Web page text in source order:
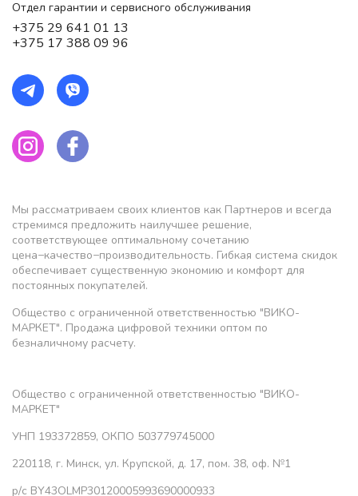
Отдел гарантии и сервисного обслуживания
+375 29 641 01 13
+375 17 388 09 96
Мы рассматриваем своих клиентов как Партнеров и всегда
стремимся предложить наилучшее решение,
соответствующее оптимальному сочетанию
цена−качество−производительность. Гибкая система скидок
обеспечивает существенную экономию и комфорт для
постоянных покупателей.
Общество с ограниченной ответственностью "ВИКО-
МАРКЕТ". Продажа цифровой техники оптом по
безналичному расчету.
Общество с ограниченной ответственностью "ВИКО-
МАРКЕТ"
УНП 193372859, ОКПО 503779745000
220118, г. Минск, ул. Крупской, д. 17, пом. 38, оф. №1
р/с BY43OLMP30120005993690000933